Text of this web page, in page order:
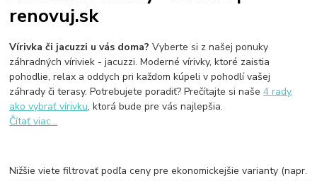
renovuj.sk
Vírivka či jacuzzi u vás doma? Vyberte si z našej ponuky
záhradných víriviek - jacuzzi. Moderné vírivky, ktoré zaistia
pohodlie, relax a oddych pri každom kúpeli v pohodlí vašej
záhrady či terasy. Potrebujete poradiť? Prečítajte si naše4 rady,
ako vybrať vírivku, ktorá bude pre vás najlepšia.
Čítať viac...
Nižšie viete filtrovať podľa ceny pre ekonomickejšie varianty (napr.